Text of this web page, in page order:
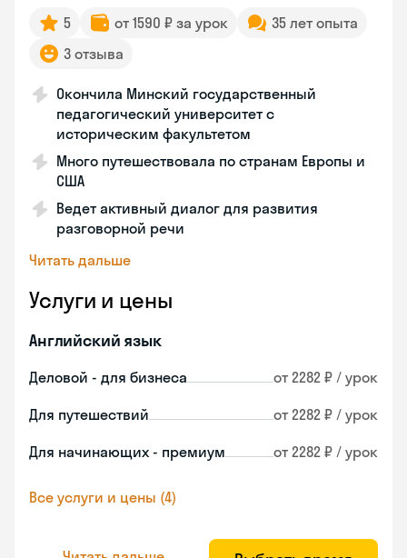
5 от 1590 ₽ за урок
35 лет опыта
3 отзыва
Окончила Минский государственный
педагогический университет с
историческим факультетом
Много путешествовала по странам Европы и
США
Ведет активный диалог для развития
разговорной речи
Читать дальше
Услуги и цены
Английский язык
Деловой - для бизнеса от 2282 ₽ / урок
Для путешествий от 2282 ₽ / урок
Для начинающих - премиум от 2282 ₽ / урок
Все услуги и цены (4)